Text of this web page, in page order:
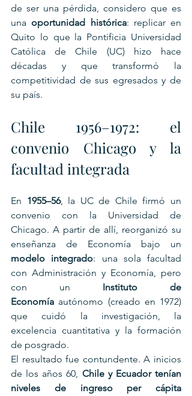
de ser una pérdida, considero que es
una oportunidad histórica: replicar en
Quito lo que la Pontificia Universidad
Católica de Chile (UC) hizo hace
décadas y que transformó la
competitividad de sus egresados y de
su país.
Chile 1956–1972: el
convenio Chicago y la
facultad integrada
En 1955–56, la UC de Chile firmó un
convenio con la Universidad de
Chicago. A partir de allí, reorganizó su
modelo integrado: una sola facultad
con Administración y Economía, pero
con un Instituto de
Economía autónomo (creado en 1972)
que cuidó la investigación, la
excelencia cuantitativa y la formación
de posgrado.
El resultado fue contundente. A inicios
de los años 60, Chile y Ecuador tenían
niveles de ingreso per cápita